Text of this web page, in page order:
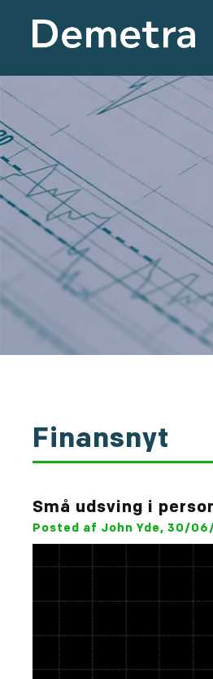
Finansnyt
Små udsving i
Posted af John Yde, 30/